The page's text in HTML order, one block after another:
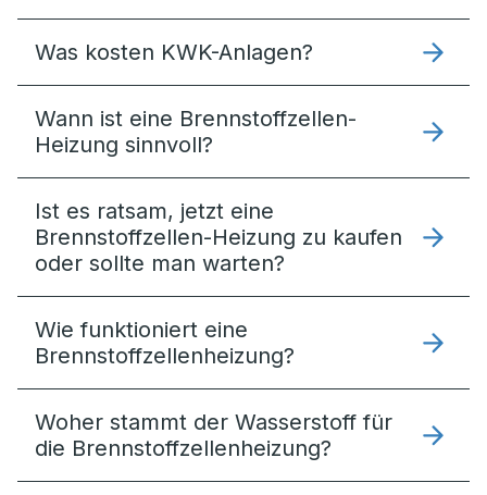
Was kosten KWK-Anlagen?
Wann ist eine Brennstoffzellen-
Heizung sinnvoll?
Ist es ratsam, jetzt eine
Brennstoffzellen-Heizung zu kaufen
oder sollte man warten?
Wie funktioniert eine
Brennstoffzellenheizung?
Woher stammt der Wasserstoff für
die Brennstoffzellenheizung?